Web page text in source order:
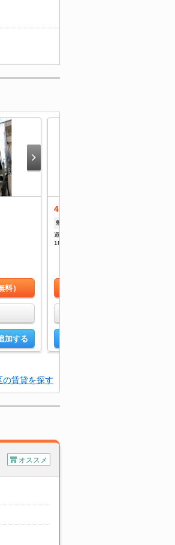
）
加する
4.4
敷
道徳駅 徒歩8分
1R/20.68㎡
の賃貸を探す
オススメ